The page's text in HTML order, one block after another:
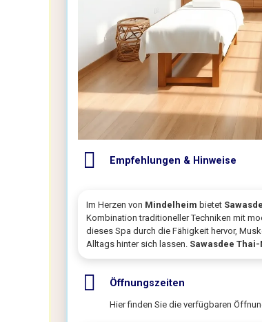
Empfehlungen & Hinweise
Im Herzen von Mindelheim bietet
Kombination traditioneller Techniken mit
dieses Spa durch die Fähigkeit hervor,
Alltags hinter sich lassen. Sawasdee
Öffnungszeiten
Hier finden Sie die verfügbaren